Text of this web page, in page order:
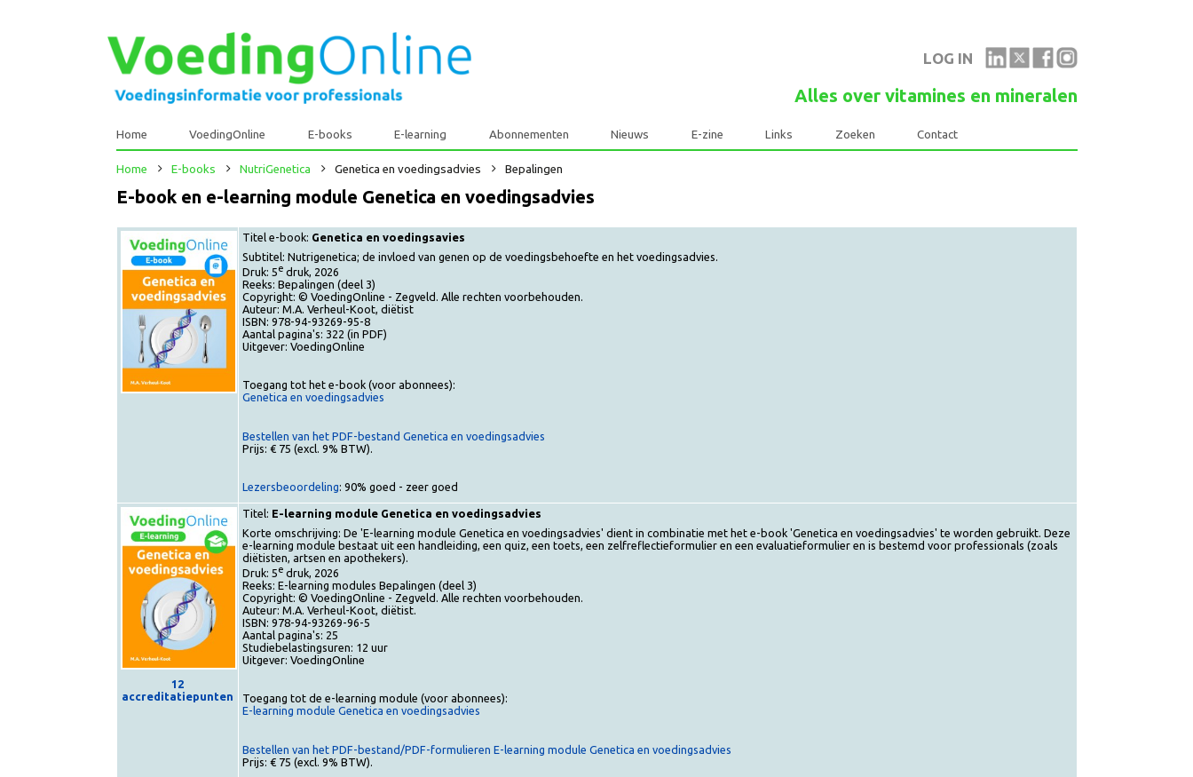
LOG IN
Alles over vitamines en mineralen
Home VoedingOnline E-books E-learning Abonnementen Nieuws Zoeken
Home E-books NutriGenetica Genetica en voedingsadvies Bepalingen
E-book en e-learning module Genetica en voedingsadvies
Titel e-book:
Genetica en voedingsavies
Subtitel: Nutrigenetica; de invloed van genen op de voedingsbehoefte en het voedingsadvies.
Druk: 5edruk, 2026
Reeks: Bepalingen (deel 3)
Copyright: © VoedingOnline - Zegveld. Alle rechten voorbehouden.
Auteur: M.A. Verheul-Koot, diëtist
ISBN: 978-94-93269-95-8
Aantal pagina's: 322 (in PDF)
Toegang tot het e-book (voor abonnees):
Bestellen van het PDF-bestand Genetica en voedingsadvies
Lezersbeoordeling: 90% goed - zeer goed
Titel:E-learning module Genetica en voedingsadvies
Korte omschrijving: De 'E-learning module Genetica en voedingsadvies' dient in combinatie met het e-book 'Genetica en voedingsadvies' te worden gebruikt. Deze
e-learning module bestaat uit een handleiding, een quiz, een toets, een zelfreflectieformulier en een evaluatieformulier en is bestemd voor professionals (zoals
diëtisten, artsen en apothekers).
Druk: 5edruk, 2026
Reeks: E-learning modules Bepalingen (deel 3)
Copyright: © VoedingOnline - Zegveld. Alle rechten voorbehouden.
Auteur: M.A. Verheul-Koot, diëtist.
ISBN: 978-94-93269-96-5
Aantal pagina's: 25
Uitgever: VoedingOnline
E-learning module Genetica en voedingsadvies